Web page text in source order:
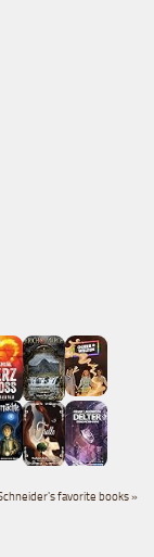
favorite books »